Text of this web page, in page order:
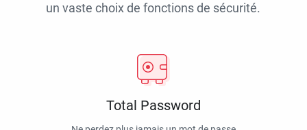
un vaste choix de fonctions de sécurité.
Total Password